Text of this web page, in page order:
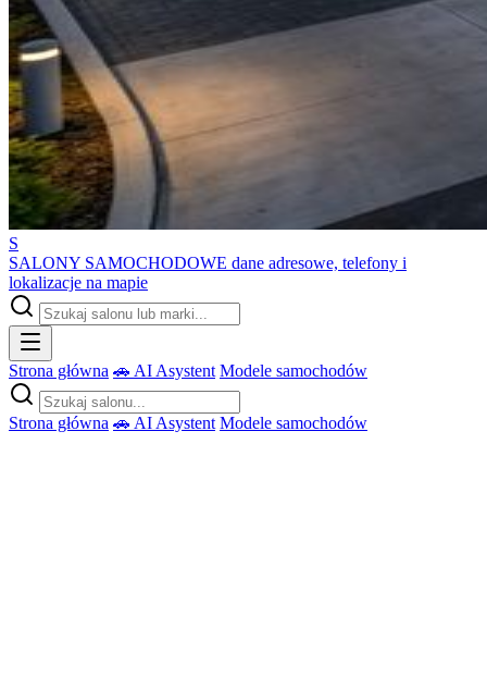
S
SALONY SAMOCHODOWE dane adresowe, telefony i
lokalizacje na mapie
Strona główna 🚗 AI Asystent Modele samochodów
Strona główna 🚗 AI Asystent Modele samochodów